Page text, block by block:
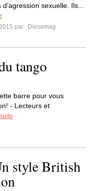
sexuelle. Ils...
par
Diesemag
tango
barre pour vous
- Lecteurs et
style British